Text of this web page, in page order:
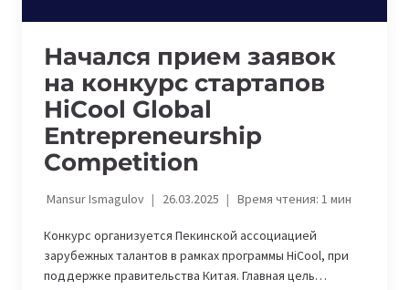
Начался прием заявок
на конкурс стартапов
HiCool Global
Entrepreneurship
Competition
Mansur Ismagulov 26.03.2025 Время чтения: 1мин
Конкурс организуется Пекинской ассоциацией
зарубежных талантов в рамках программы HiCool, при
поддержке правительства Китая. Главная цель…